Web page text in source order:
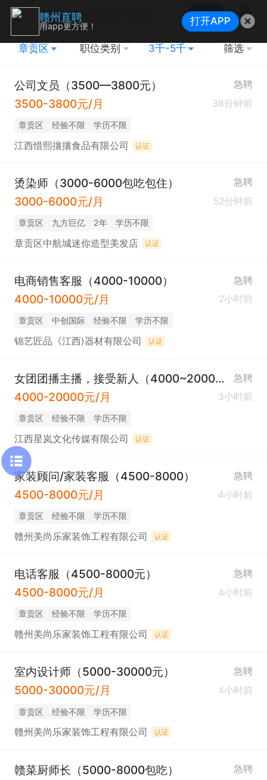
搜索
地图
章贡区 职位类别 3千-5千 筛选
公司文员（3500—3800元） 急聘
3500-3800元/月 36分钟前
章贡区 经验不限 学历不限
江西惜熙攘攘食品有限公司 认证
烫染师（3000-6000包吃包住） 急聘
3000-6000元/月 52分钟前
章贡区 九方巨亿 2年 学历不限
章贡区中航城迷你造型美发店 认证
电商销售客服（4000-10000） 急聘
4000-10000元/月 2小时前
章贡区 中创国际 经验不限 学历不限
锦艺匠品《江西)器材有限公司 认证
女团团播主播，接受新人（4000~20000元/月） 急聘
4000-20000元/月 3小时前
章贡区 经验不限 学历不限
江西星岚文化传媒有限公司 认证
家装顾问/家装客服（4500-8000） 急聘
4500-8000元/月 4小时前
章贡区 经验不限 学历不限
赣州美尚乐家装饰工程有限公司 认证
电话客服（4500-8000元） 急聘
4500-8000元/月 4小时前
章贡区 经验不限 学历不限
赣州美尚乐家装饰工程有限公司 认证
室内设计师（5000-30000元） 急聘
5000-30000元/月 4小时前
章贡区 经验不限 学历不限
赣州美尚乐家装饰工程有限公司 认证
赣菜厨师长（5000-8000包吃） 急聘
赣州直聘
用app更方便！ 打开APP